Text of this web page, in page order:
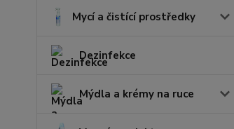
Mycí a čistící prostředky
Dezinfekce
Mýdla a krémy na ruce